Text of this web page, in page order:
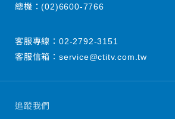
追蹤我們
總機：(02)6600-7766
客服專線： 02-2792-3151
客服信箱： service@ctitv.com.tw